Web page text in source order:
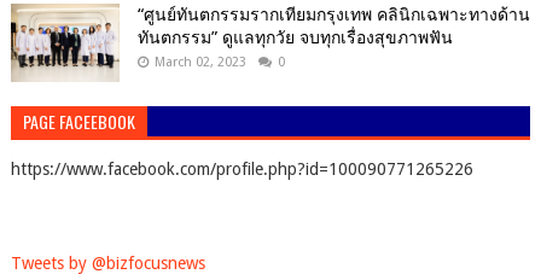
“ศูนย์ทันตกรรมรากเทียมกรุงเทพ คลินิกเฉพาะทางด้าน
ทันตกรรม” ดูแลทุกวัย จบทุกเรื่องสุขภาพฟัน
March 02, 2023 0
PAGE FACEEBOOK
https://www.facebook.com/profile.php?id=100090771265226
Tweets by @bizfocusnews